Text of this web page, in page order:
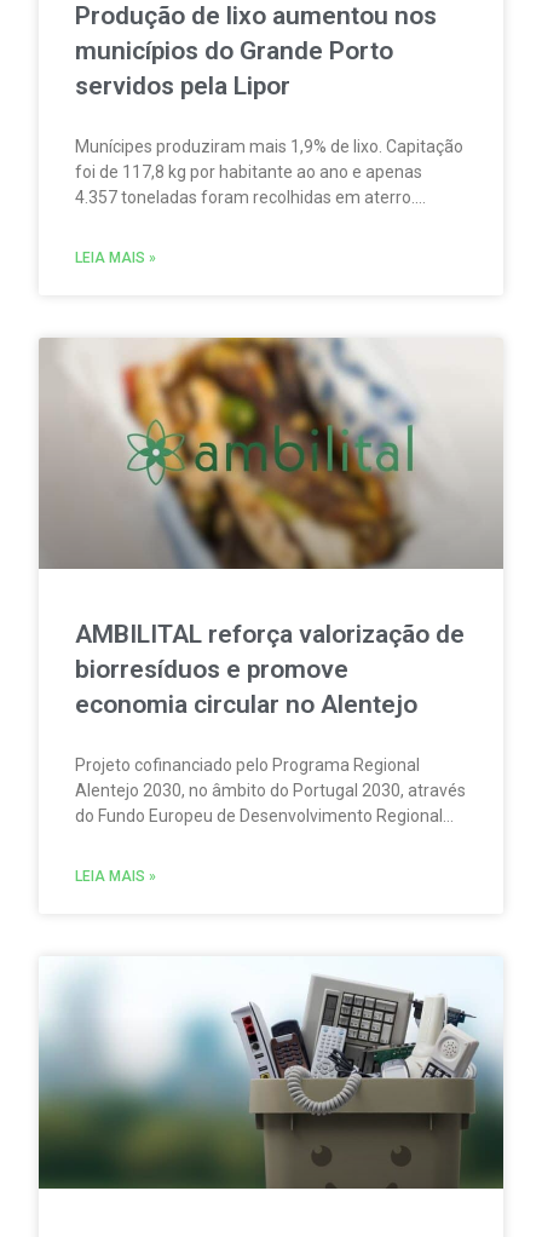
Produção de lixo aumentou nos
municípios do Grande Porto
servidos pela Lipor
Munícipes produziram mais 1,9% de lixo. Capitação
foi de 117,8 kg por habitante ao ano e apenas
4.357 toneladas foram recolhidas em aterro.
reciclagem.
LEIA MAIS »
AMBILITAL reforça valorização de
biorresíduos e promove
economia circular no Alentejo
Projeto cofinanciado pelo Programa Regional
Alentejo 2030, no âmbito do Portugal 2030, através
do Fundo Europeu de Desenvolvimento Regional
milhões de euros.
LEIA MAIS »